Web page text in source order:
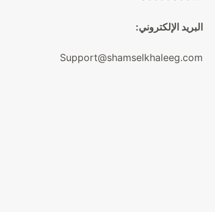
البريد الإلكتروني:
Support@shamselkhaleeg.com